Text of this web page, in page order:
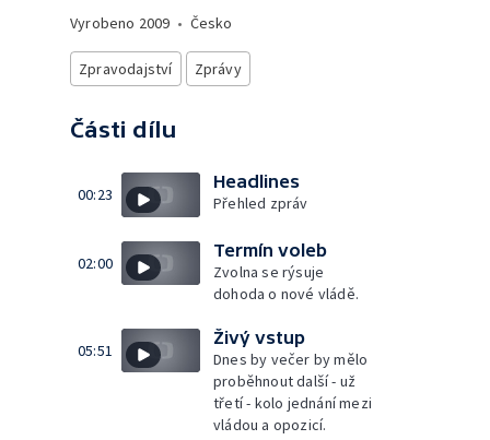
Vyrobeno 2009 • Česko
Zpravodajství Zprávy
Části dílu
00:23
Headlines
Přehled zpráv
02:00
Termín voleb
Zvolna se rýsuje
dohoda o nové vládě.
05:51
Živý vstup
Dnes by večer by mělo
proběhnout další - už
třetí - kolo jednání mezi
vládou a opozicí.